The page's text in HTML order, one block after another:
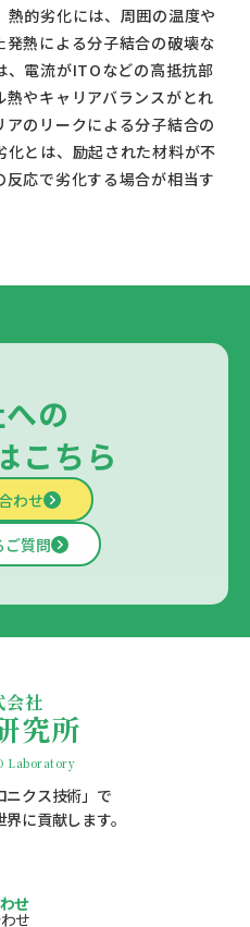
熱的劣化には、周囲の温度や
熱による分子結合の破壊な
、電流がITOなどの高抵抗部
やキャリアバランスがとれ
のリークによる分子結合の
とは、励起された材料が不
応で劣化する場合が相当す
の
こちら
わせ
ご質問
会社
究所
Laboratory
ニクス技術」で
に貢献します。
せ
せ